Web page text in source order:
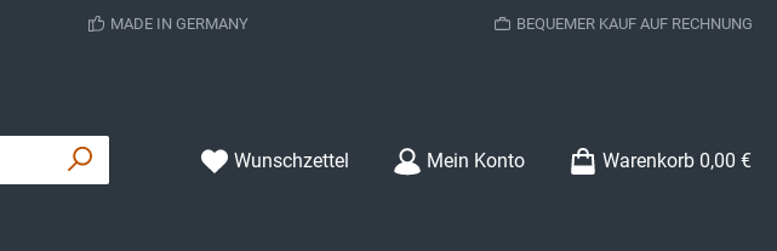
MADE IN GERMANY BEQUEMER KAUF AUF RECHNUNG
Wunschzettel Mein Konto Warenkorb 0,00 €